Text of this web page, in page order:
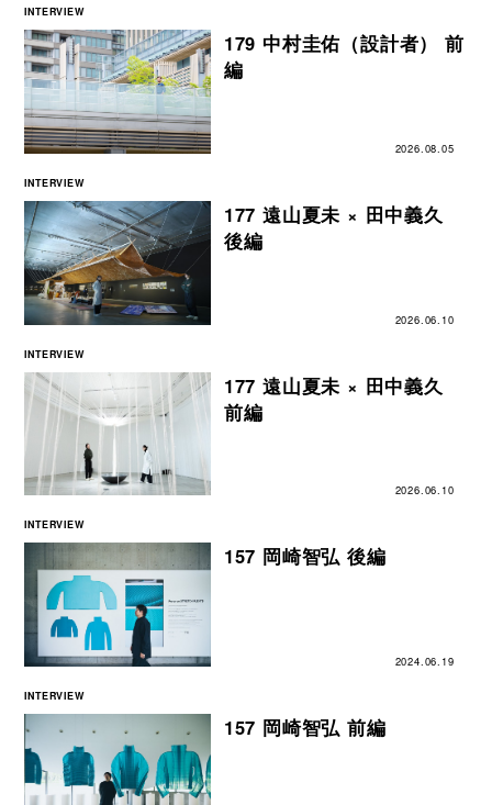
INTERVIEW
179 中村圭佑（設計者） 前
編
2026.08.05
INTERVIEW
177 遠山夏未 × 田中義久
後編
2026.06.10
INTERVIEW
177 遠山夏未 × 田中義久
前編
2026.06.10
INTERVIEW
157 岡崎智弘 後編
2024.06.19
INTERVIEW
157 岡崎智弘 前編